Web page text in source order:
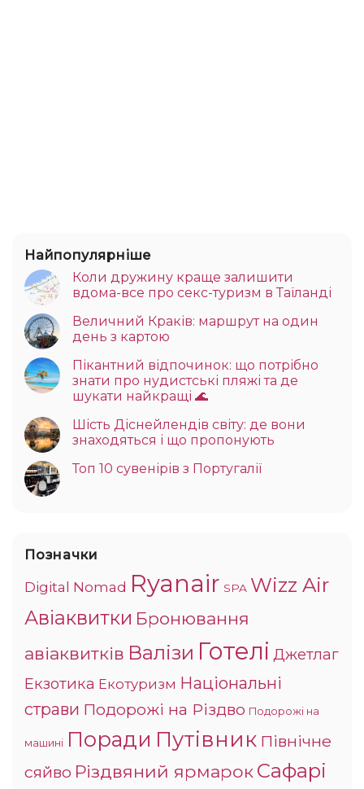
Найпопулярніше
Коли дружину краще залишити
вдома-все про секс-туризм в Таїланді
Величний Краків: маршрут на один
день з картою
Пікантний відпочинок: що потрібно
знати про нудистські пляжі та де
шукати найкращі 🌊
Шість Діснейлендів світу: де вони
знаходяться і що пропонують
Топ 10 сувенірів з Португалії
Позначки
Digital Nomad Ryanair SPA Wizz Air
Авіаквитки Бронювання
авіаквитків Валізи Готелі Джетлаг
Екзотика Екотуризм Національні
страви Подорожі на Різдво Подорожі на
машині Поради Путівник Північне
сяйво Різдвяний ярмарокСафарі